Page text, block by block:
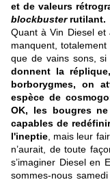
et de valeurs
blockbusterrutilant.
Quant à Vin Diesel
manquent,
que de vains sons,
donnent la
borborygmes, on
espèce de
OK, les bougres
capables de
l'ineptie , mais leur
n’aurait, de toute
s’imaginer Diesel en
sommes-nous